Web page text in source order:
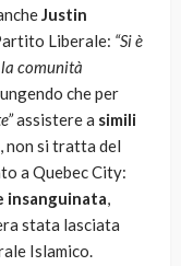
Justin
Liberale: “Si è
comunità
che per
assistere a simili
non si tratta del
a Quebec City:
insanguinata,
stata lasciata
Islamico.